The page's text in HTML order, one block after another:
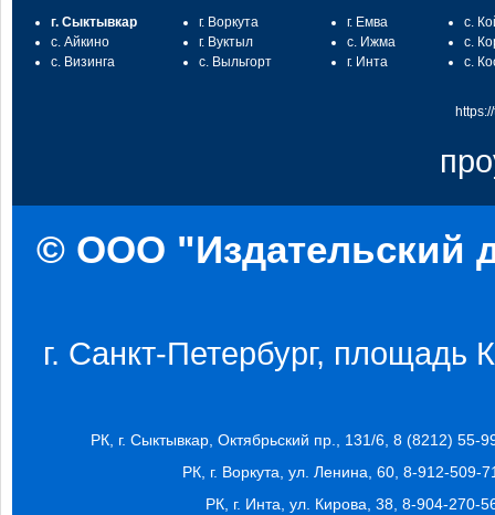
г. Сыктывкар
с. Айкино
с. Визинга
г. Воркута
г. Вуктыл
с. Выльгорт
г. Емва
с. Ижма
г. Инта
с.
с.
с.
© ООО "Издательский
г. Санкт-Петербург, площадь
РК, г. Сыктывкар, Октябрьский пр., 131/6, 8 (8212) 55-
РК, г. Воркута, ул. Ленина, 60, 8-912-509-
РК, г. Инта, ул. Кирова, 38, 8-904-270-